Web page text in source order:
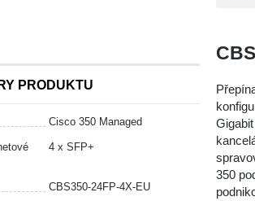
PRODUKTU
Cisco 350 Managed
4 x SFP+
CBS350-24FP-4X-EU
350